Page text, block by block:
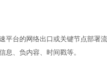
平台的网络出口或关键节点部署
息、负内容、时间戳等。